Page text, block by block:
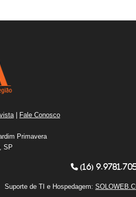
| Fale Conosco
Primavera
SP
(16)
Suporte de TI e Hospedagem: